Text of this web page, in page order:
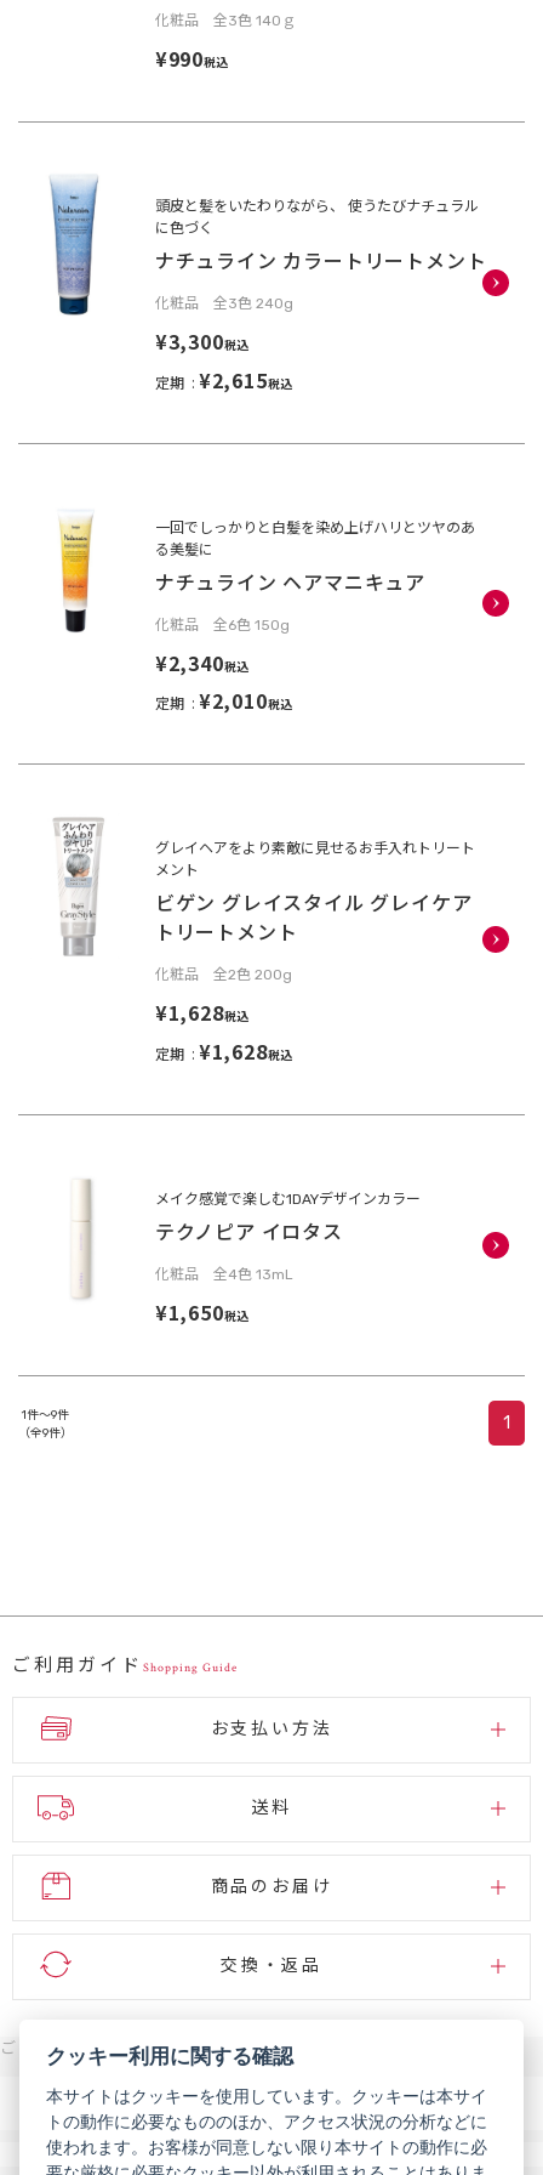
化粧品 全3色 140ｇ
¥990税込
頭皮と髪をいたわりながら、 使うたびナチュラル
に色づく
ナチュライン カラートリートメント
化粧品 全3色 240g
¥3,300税込
定期 ¥2,615税込
一回でしっかりと白髪を染め上げハリとツヤのあ
る美髪に
ナチュライン ヘアマニキュア
化粧品 全6色 150g
¥2,340税込
定期 ¥2,010税込
グレイヘアをより素敵に見せるお手入れトリート
メント
ビゲン グレイスタイル グレイケア
トリートメント
化粧品 全2色 200g
¥1,628税込
定期 ¥1,628税込
メイク感覚で楽しむ1DAYデザインカラー
テクノピア イロタス
化粧品 全4色 13mL
¥1,650税込
1件～9件
（全9件）
1
ご利用ガイド Shopping Guide
お支払い方法
送料
商品のお届け
交換・返品
ご注文・お問い合わせはこちら
電話 0120-007-444
受付時間 9:00～18:00（年末年始などを除く）
メール お問い合わせフォーム
クッキー利用に関する確認
本サイトはクッキーを使用しています。クッキーは本サイ
トの動作に必要なもののほか、アクセス状況の分析などに
使われます。お客様が同意しない限り本サイトの動作に必